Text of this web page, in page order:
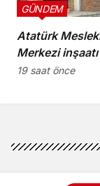
Atatürk
Merkezi
noktasında!
GÜNDEM
19 saat önce